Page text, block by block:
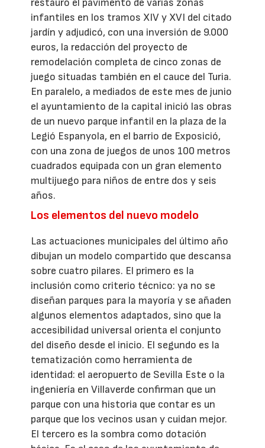
restauró el pavimento de varias zonas
infantiles en los tramos XIV y XVI del citado
jardín y adjudicó, con una inversión de 9.000
euros, la redacción del proyecto de
remodelación completa de cinco zonas de
juego situadas también en el cauce del Turia.
En paralelo, a mediados de este mes de junio
el ayuntamiento de la capital inició las obras
de un nuevo parque infantil en la plaza de la
Legió Espanyola, en el barrio de Exposició,
con una zona de juegos de unos 100 metros
cuadrados equipada con un gran elemento
multijuego para niños de entre dos y seis
años.
Los elementos del nuevo modelo
Las actuaciones municipales del último año
dibujan un modelo compartido que descansa
sobre cuatro pilares. El primero es la
inclusión como criterio técnico: ya no se
diseñan parques para la mayoría y se añaden
algunos elementos adaptados, sino que la
accesibilidad universal orienta el conjunto
del diseño desde el inicio. El segundo es la
tematización como herramienta de
identidad: el aeropuerto de Sevilla Este o la
ingeniería en Villaverde confirman que un
parque con una historia que contar es un
parque que los vecinos usan y cuidan mejor.
El tercero es la sombra como dotación